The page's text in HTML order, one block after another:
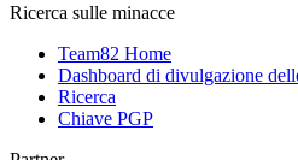
Ricerca sulle minacce
Team82 Home
Dashboard di divulgazione
Ricerca
Chiave PGP